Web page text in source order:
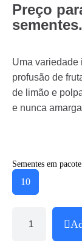
Preço
sementes.
Uma variedade
profusão de
de limão e
e nunca
Sementes em
10